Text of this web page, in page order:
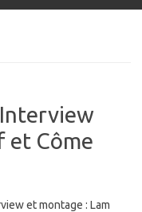
et Côme
et montage : Lam